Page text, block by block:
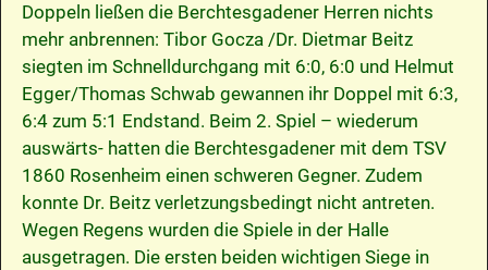
Doppeln ließen die Berchtesgadener Herren nichts
mehr anbrennen: Tibor Gocza /Dr. Dietmar Beitz
siegten im Schnelldurchgang mit 6:0, 6:0 und Helmut
Egger/Thomas Schwab gewannen ihr Doppel mit 6:3,
6:4 zum 5:1 Endstand. Beim 2. Spiel – wiederum
auswärts- hatten die Berchtesgadener mit dem TSV
1860 Rosenheim einen schweren Gegner. Zudem
konnte Dr. Beitz verletzungsbedingt nicht antreten.
Wegen Regens wurden die Spiele in der Halle
ausgetragen. Die ersten beiden wichtigen Siege in